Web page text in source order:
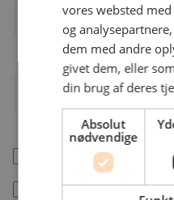
Mobil
Arbejdsområder
Jeg er freelancer
Jeg accepterer
vores websted
og
dem med andre
givet dem, eller
din brug af deres
Absolut
nødvendige